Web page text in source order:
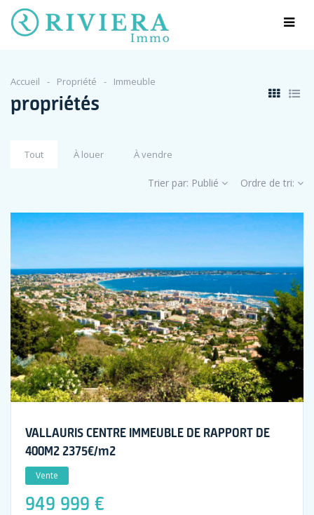
Accueil Propriété Immeuble
propriétés
Tout À louer À vendre
Trier par: Publié Ordre de tri:
VALLAURIS CENTRE IMMEUBLE DE RAPPORT DE
400M2 2375€/m2
Vente
949 999 €